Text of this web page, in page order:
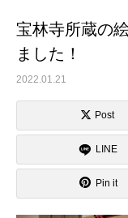
宝林寺所蔵の
ました！
2022.01.21
Post
LINE
Pin it